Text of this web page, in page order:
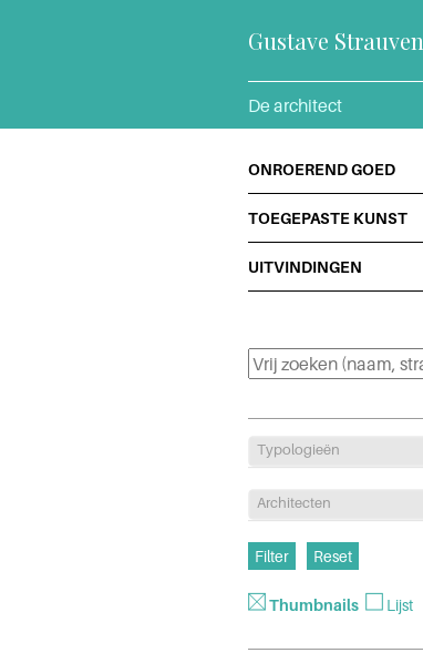
Gustave Strauven
De architect
ONROEREND GOED
TOEGEPASTE KUNST
UITVINDINGEN
Typologieën
Architecten
Thumbnails Lijst